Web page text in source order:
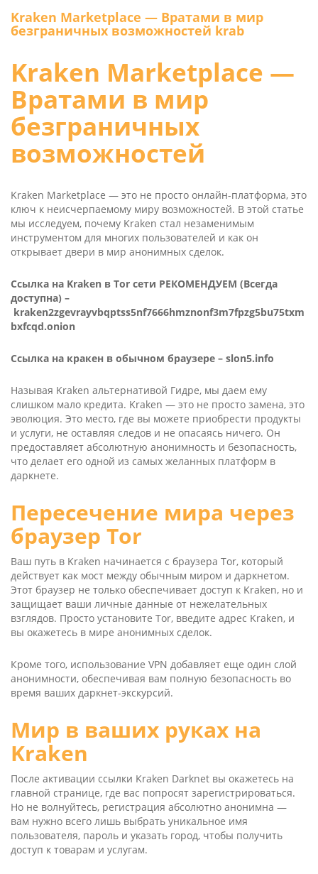
Kra­ken Mar­ket­place — Вратами в мир
безграничных возможностей krab
Kra­ken Mar­ket­place —
Вратами в мир
безграничных
возможностей
Kra­ken Mar­ket­place — это не просто онлайн-платформа, это
ключ к неисчерпаемому миру возможностей. В этой статье
мы исследуем, почему Kra­ken стал незаменимым
инструментом для многих пользователей и как он
открывает двери в мир анонимных сделок.
Ссылка на Kra­ken в Tor сети РЕКОМЕНДУЕМ (Всегда
доступна) –
kraken2zgevrayvbqptss5nf7666hmznonf3m7fpzg5bu75txm
bxfcqd.onion
Ссылка на кракен в обычном браузере – slon5.info
Называя Kra­ken альтернативой Гидре, мы даем ему
слишком мало кредита. Kra­ken — это не просто замена, это
эволюция. Это место, где вы можете приобрести продукты
и услуги, не оставляя следов и не опасаясь ничего. Он
предоставляет абсолютную анонимность и безопасность,
что делает его одной из самых желанных платформ в
даркнете.
Пересечение мира через
браузер Tor
Ваш путь в Kra­ken начинается с браузера Tor, который
действует как мост между обычным миром и даркнетом.
Этот браузер не только обеспечивает доступ к Kra­ken, но и
защищает ваши личные данные от нежелательных
взглядов. Просто установите Tor, введите адрес Kra­ken, и
вы окажетесь в мире анонимных сделок.
Кроме того, использование VPN добавляет еще один слой
анонимности, обеспечивая вам полную безопасность во
время ваших даркнет-экскурсий.
Мир в ваших руках на
Kraken
После активации ссылки Kra­ken Dark­net вы окажетесь на
главной странице, где вас попросят зарегистрироваться.
Но не волнуйтесь, регистрация абсолютно анонимна —
вам нужно всего лишь выбрать уникальное имя
пользователя, пароль и указать город, чтобы получить
доступ к товарам и услугам.